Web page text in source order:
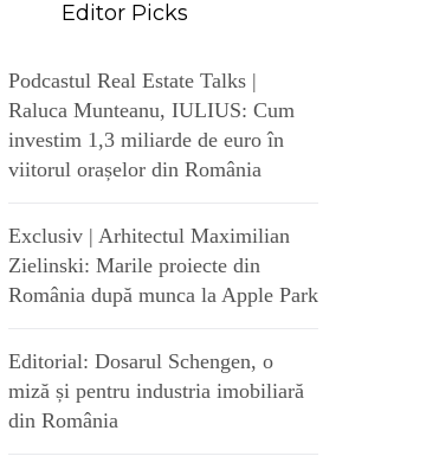
Editor Picks
Podcastul Real Estate Talks |
Raluca Munteanu, IULIUS: Cum
investim 1,3 miliarde de euro în
viitorul orașelor din România
Exclusiv | Arhitectul Maximilian
Zielinski: Marile proiecte din
România după munca la Apple Park
Editorial: Dosarul Schengen, o
miză și pentru industria imobiliară
din România